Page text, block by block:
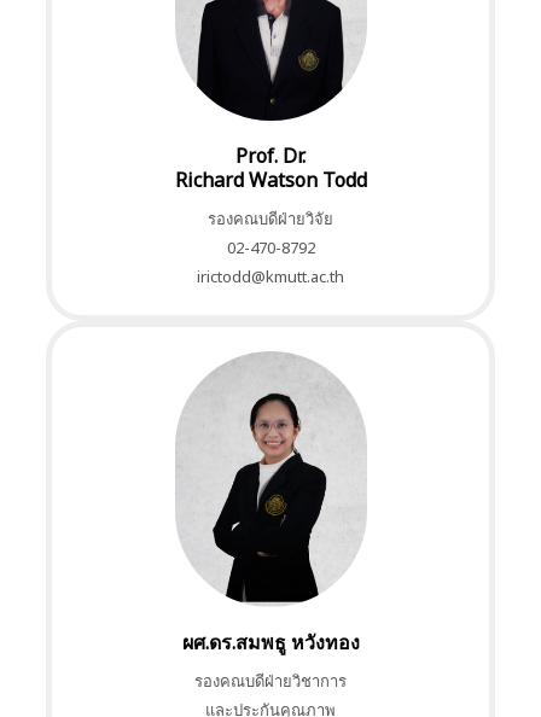
Prof. Dr.
Richard Watson Todd
รองคณบดีฝ่ายวิจัย
02-470-8792
irictodd@kmutt.ac.th
ผศ.ดร.สมพธู หวังทอง
รองคณบดีฝ่ายวิชาการ
และประกันคุณภาพ